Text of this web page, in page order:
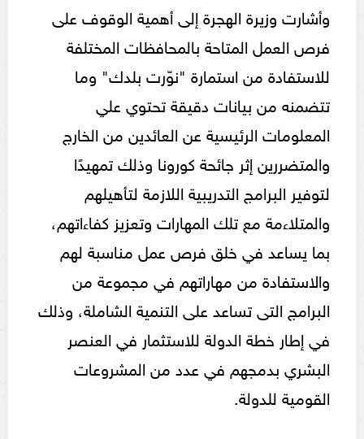
وأشارت وزيرة الهجرة إلى أهمية الوقوف على
فرص العمل المتاحة بالمحافظات المختلفة
للاستفادة من استمارة "نوّرت بلدك" وما
تتضمنه من بيانات دقيقة تحتوي علي
المعلومات الرئيسية عن العائدين من الخارج
والمتضررين إثر جائحة كورونا وذلك تمهيدًا
لتوفير البرامج التدريبية اللازمة لتأهيلهم
والمتلاءمة مع تلك المهارات وتعزيز كفاءاتهم،
بما يساعد في خلق فرص عمل مناسبة لهم
والاستفادة من مهاراتهم في مجموعة من
البرامج التى تساعد على التنمية الشاملة، وذلك
في إطار خطة الدولة للاستثمار في العنصر
البشري بدمجهم في عدد من المشروعات
القومية للدولة.